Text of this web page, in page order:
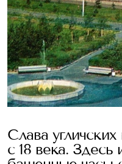
Слава
с 18 века. Здесь